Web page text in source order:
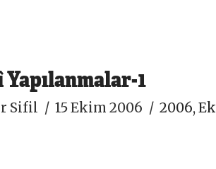
1
Sifil 15 Ekim 2006 2006,